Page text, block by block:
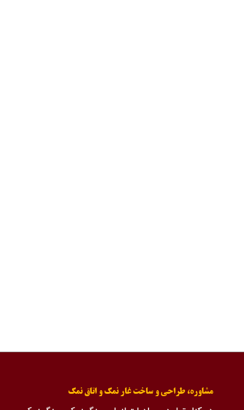
مشاوره، طراحی و ساخت غار نمک و اتاق نمک